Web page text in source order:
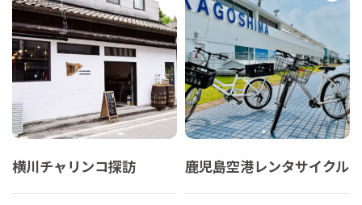
横川チャリンコ探訪 鹿児島空港レンタサイクル